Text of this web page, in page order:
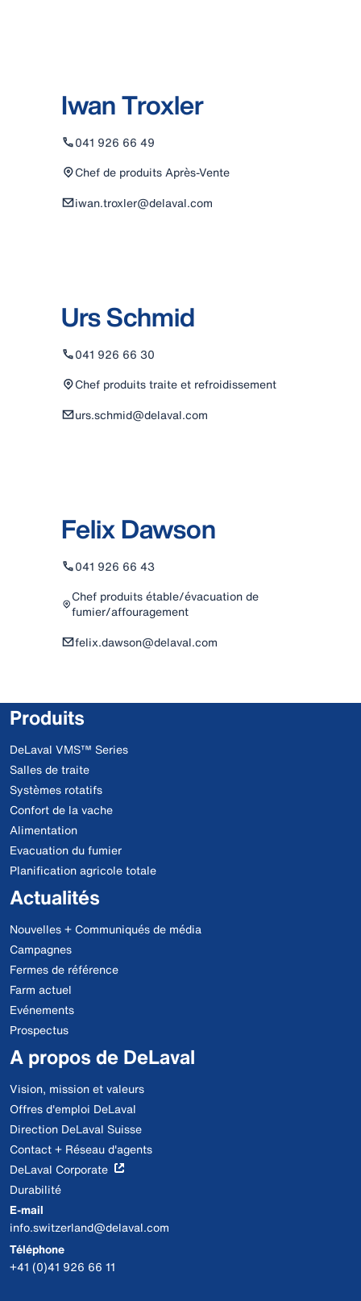
Iwan Troxler
041 926 66 49
Chef de produits Après‑Vente
iwan.troxler@delaval.com
Urs Schmid
041 926 66 30
Chef produits traite et refroidissement
urs.schmid@delaval.com
Felix Dawson
041 926 66 43
Chef produits étable/évacuation de
fumier/affouragement
felix.dawson@delaval.com
Produits
DeLaval VMS™ Series
Salles de traite
Systèmes rotatifs
Confort de la vache
Alimentation
Evacuation du fumier
Planification agricole totale
Actualités
Nouvelles + Communiqués de média
Campagnes
Fermes de référence
Farm actuel
Evénements
Prospectus
A propos de DeLaval
Vision, mission et valeurs
Offres d'emploi DeLaval
Direction DeLaval Suisse
Contact + Réseau d'agents
DeLaval Corporate
Durabilité
E-mail
info.switzerland@delaval.com
Téléphone
+41 (0)41 926 66 11